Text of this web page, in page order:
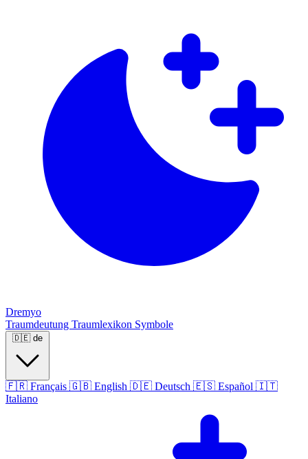
Dremyo
Traumdeutung Traumlexikon Symbole
🇩🇪 de
🇫🇷 Français 🇬🇧 English 🇩🇪 Deutsch 🇪🇸 Español 🇮🇹
Italiano